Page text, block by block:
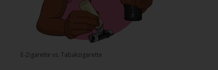
E-Zigarette vs. Tabakzigarette